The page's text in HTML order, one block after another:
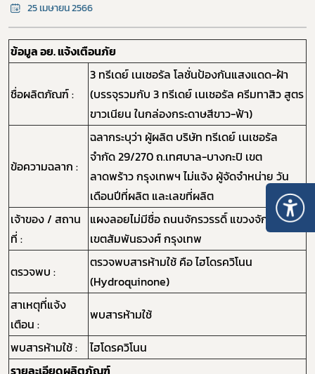
25 เมษายน 2566
ข้อมูล อย. แจ้งเตือนภัย
ชื่อผลิตภัณฑ์ :
3 ทรีเดย์ เนเชอรัล โลชั่นป้องกันแสงแดด-ฝ้า
(บรรจุรวมกับ 3 ทรีเดย์ เนเชอรัล ครีมทาสิว สูตร
ขาวเนียน ในกล่องกระดาษสีขาว-ฟ้า)
ข้อความฉลาก :
ฉลากระบุว่า ผู้ผลิต บริษัท ทรีเดย์ เนเชอรัล
จำกัด 29/270 ถ.เทศบาล-บางกะปิ เขต
ลาดพร้าว กรุงเทพฯ ไม่แจ้ง ผู้จัดจำหน่าย วัน
เดือนปีที่ผลิต และเลขที่ผลิต
เจ้าของ / สถาน
ที่ :
แผงลอยไม่มีชื่อ ถนนจักรวรรดิ์ แขวงจักรวรรดิ์
เขตสัมพันธวงศ์ กรุงเทพ
ตรวจพบ :
ตรวจพบสารห้ามใช้ คือ ไฮโดรควิโนน
(Hydroquinone)
สาเหตุที่แจ้ง
เตือน :
พบสารห้ามใช้
พบสารห้ามใช้ :
ไฮโดรควิโนน
รายละเอียดผลิตภัณฑ์